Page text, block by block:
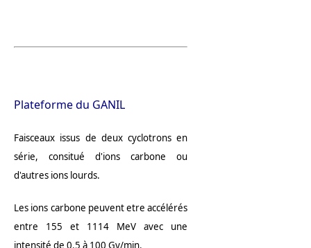
Plateforme du GANIL
Faisceaux issus de deux cyclotrons en
série, consitué d'ions carbone ou
d'autres ions lourds.
Les ions carbone peuvent etre accélérés
entre 155 et 1114 MeV avec une
intensité de 0.5 à 100 Gy/min.